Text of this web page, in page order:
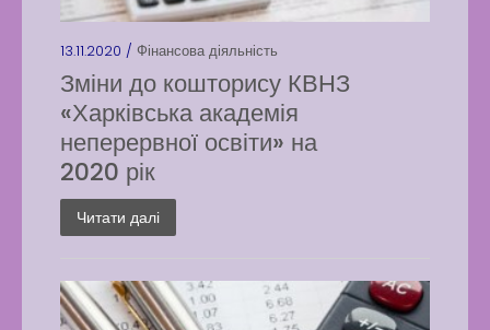
13.11.2020 / Фінансова діяльність
Зміни до кошторису КВНЗ
«Харківська академія
неперервної освіти» на
2020 рік
Читати далі